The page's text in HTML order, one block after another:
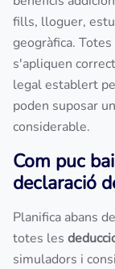
fills, lloguer,
geogràfica.
s'apliquen
legal establert
poden suposar
considerable.
Com puc
declaració
Planifica abans
totes les
simuladors i